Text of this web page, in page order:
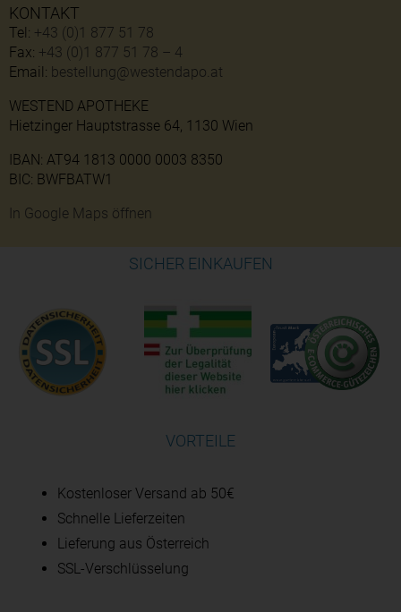
KONTAKT
Tel: +43 (0)1 877 51 78
Fax: +43 (0)1 877 51 78 – 4
Email: bestellung@westendapo.at
WESTEND APOTHEKE
Hietzinger Hauptstrasse 64, 1130 Wien
IBAN: AT94 1813 0000 0003 8350
BIC: BWFBATW1
In Google Maps öffnen
SICHER EINKAUFEN
VORTEILE
Kostenloser Versand ab 50€
Schnelle Lieferzeiten
Lieferung aus Österreich
SSL-Verschlüsselung